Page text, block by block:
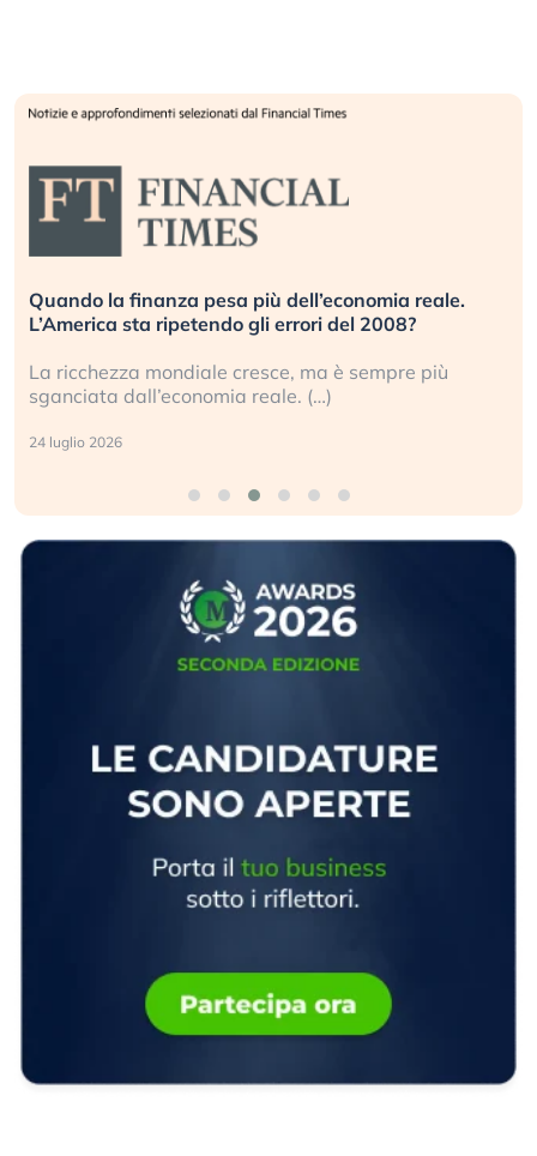
Russia e Cina pronti a spegnere Starlink. Gli
investitori stanno sottovalutando il rischio?
Gli investitori tech continuano a ignorare il rischio
geopolitico: il (…)
17 luglio 2026